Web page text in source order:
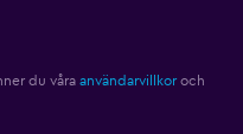
du våra användarvillkor och